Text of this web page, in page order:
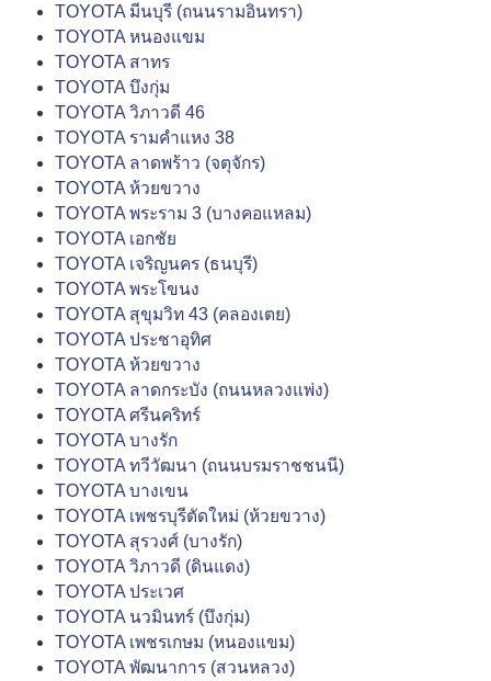
TOYOTA มีนบุรี (ถนนรามอินทรา)
TOYOTA หนองแขม
TOYOTA สาทร
TOYOTA บึงกุ่ม
TOYOTA วิภาวดี 46
TOYOTA รามคำแหง 38
TOYOTA ลาดพร้าว (จตุจักร)
TOYOTA ห้วยขวาง
TOYOTA พระราม 3 (บางคอแหลม)
TOYOTA เอกชัย
TOYOTA เจริญนคร (ธนบุรี)
TOYOTA พระโขนง
TOYOTA สุขุมวิท 43 (คลองเตย)
TOYOTA ประชาอุทิศ
TOYOTA ห้วยขวาง
TOYOTA ลาดกระบัง (ถนนหลวงแพ่ง)
TOYOTA ศรีนคริทร์
TOYOTA บางรัก
TOYOTA ทวีวัฒนา (ถนนบรมราชชนนี)
TOYOTA บางเขน
TOYOTA เพชรบุรีตัดใหม่ (ห้วยขวาง)
TOYOTA สุรวงศ์ (บางรัก)
TOYOTA วิภาวดี (ดินแดง)
TOYOTA ประเวศ
TOYOTA นวมินทร์ (บึงกุ่ม)
TOYOTA เพชรเกษม (หนองแขม)
TOYOTA พัฒนาการ (สวนหลวง)